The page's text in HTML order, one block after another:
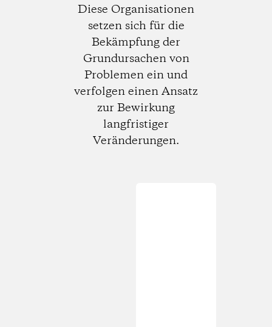
Diese Organisationen
setzen sich für die
Bekämpfung der
Grundursachen von
Problemen ein und
verfolgen einen Ansatz
zur Bewirkung
langfristiger
Veränderungen.